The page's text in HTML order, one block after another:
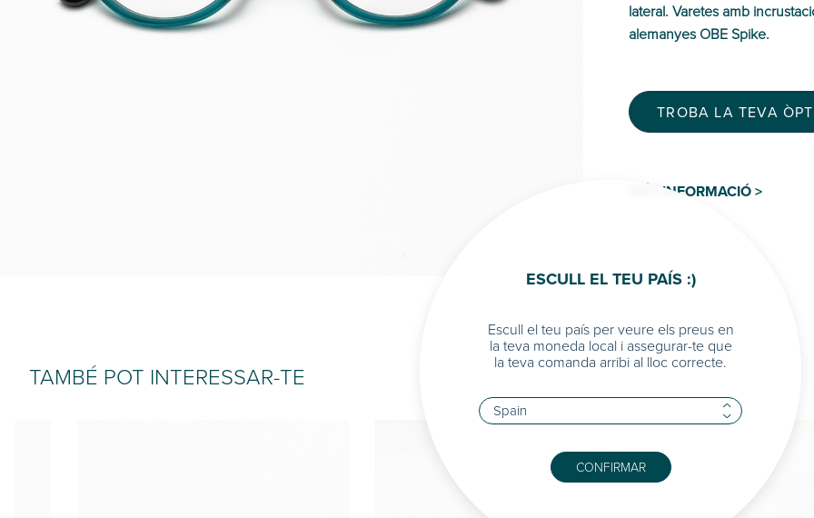
lateral. Varetes amb
alemanyes OBE Spike.
TROBA LA TEVA
MÉS INFORMACIÓ >
TAMBÉ POT INTERESSAR-TE
ESCULL EL TEU PAÍS :)
Escull el teu país per veure els preus en
la teva moneda local i assegurar-te que
la teva comanda arribi al lloc correcte.
CONFIRMAR